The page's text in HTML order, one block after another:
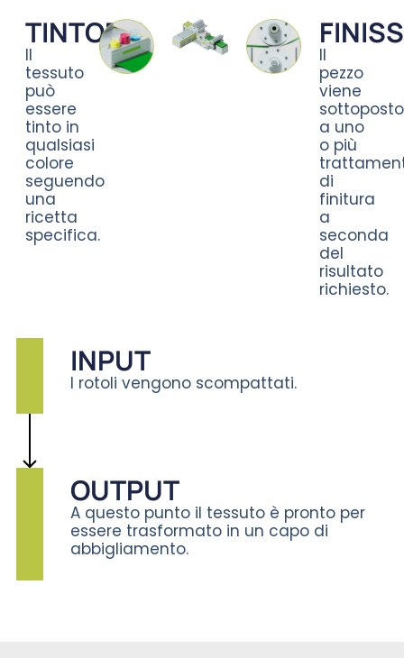
TINTORIA
Il
tessuto
può
essere
tinto in
qualsiasi
colore
seguendo
una
ricetta
specifica.
Il
pezzo
viene
sottoposto
a uno
o più
di
finitura
a
seconda
del
risultato
richiesto.
INPUT
I rotoli vengono scompattati.
OUTPUT
A questo punto il tessuto è pronto per
essere trasformato in un capo di
abbigliamento.